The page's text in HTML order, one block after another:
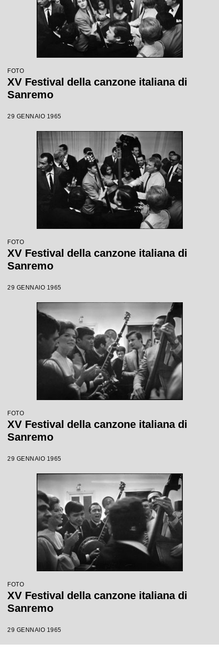
FOTO
XV Festival della canzone italiana di
Sanremo
29 GENNAIO 1965
FOTO
XV Festival della canzone italiana di
Sanremo
29 GENNAIO 1965
FOTO
XV Festival della canzone italiana di
Sanremo
29 GENNAIO 1965
FOTO
XV Festival della canzone italiana di
Sanremo
29 GENNAIO 1965